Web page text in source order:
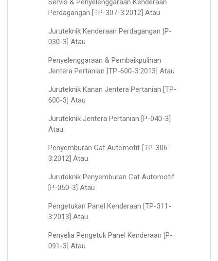
Perdagangan [TP-307-3:2012] Atau
Juruteknik Kenderaan Perdagangan [P-
030-3] Atau
Penyelenggaraan & Pembaikpulihan
Jentera Pertanian [TP-600-3:2013] Atau
Juruteknik Kanan Jentera Pertanian [TP-
600-3] Atau
Juruteknik Jentera Pertanian [P-040-3]
Atau
Penyemburan Cat Automotif [TP-306-
3:2012] Atau
Juruteknik Penyemburan Cat Automotif
[P-050-3] Atau
Pengetukan Panel Kenderaan [TP-311-
3:2013] Atau
Penyelia Pengetuk Panel Kenderaan [P-
091-3] Atau